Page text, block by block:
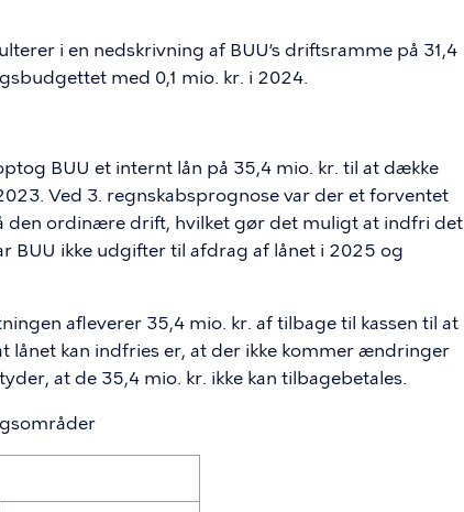
i en nedskrivning af BUU’s driftsramme på 31,4
med 0,1 mio. kr. i 2024.
BUU et internt lån på 35,4 mio. kr. til at dække
Ved 3. regnskabsprognose var der et forventet
den ordinære drift, hvilket gør det muligt at indfri det
BUU ikke udgifter til afdrag af lånet i 2025 og
afleverer 35,4 mio. kr. af tilbage til kassen til at
lånet kan indfries er, at der ikke kommer ændringer
at de 35,4 mio. kr. ikke kan tilbagebetales.